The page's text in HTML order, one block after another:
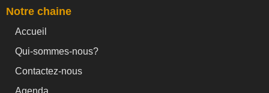
Notre chaine
Accueil
Qui-sommes-nous?
Contactez-nous
Agenda